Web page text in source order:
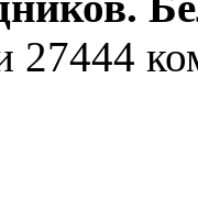
27444